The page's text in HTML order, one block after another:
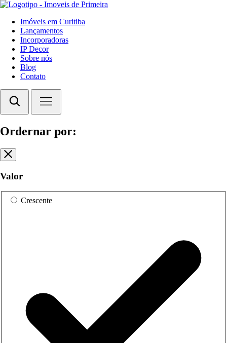
Imóveis em Curitiba
Lançamentos
Incorporadoras
IP Decor
Sobre nós
Blog
Contato
Ordernar por:
Valor
Crescente